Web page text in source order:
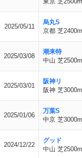
2025/05/11
烏丸S
京都 芝
2025/03/08
潮来特
中山 芝
2025/03/01
阪神リ
阪神 芝
2025/01/06
万葉S
中京 芝
2024/12/22
グッド
中山 芝